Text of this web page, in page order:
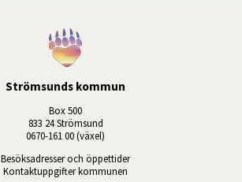
Strömsunds kommun
Box 500
833 24 Strömsund
0670-161 00 (växel)
Besöksadresser och öppettider
Kontaktuppgifter kommunen